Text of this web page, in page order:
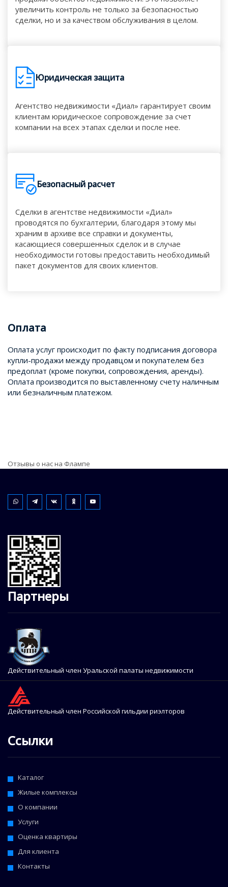
увеличить контроль не только за безопасностью
сделки, но и за качеством обслуживания в целом.
Юридическая защита
Агентство недвижимости «Диал» гарантирует своим
клиентам юридическое сопровождение за счет
компании на всех этапах сделки и после нее.
Безопасный расчет
Сделки в агентстве недвижимости «Диал»
проводятся по бухгалтерии, благодаря этому мы
храним в архиве все справки и документы,
касающиеся совершенных сделок и в случае
необходимости готовы предоставить необходимый
пакет документов для своих клиентов.
Оплата
Оплата услуг происходит по факту подписания договора
купли-продажи между продавцом и покупателем без
предоплат (кроме покупки, сопровождения, аренды).
Оплата производится по выставленному счету наличным
или безналичным платежом.
Отзывы о нас на Флампе
Партнеры
Действительный член Уральской палаты недвижимости
Действительный член Российской гильдии риэлторов
Ссылки
Каталог
Жилые комплексы
О компании
Услуги
Оценка квартиры
Для клиента
Контакты